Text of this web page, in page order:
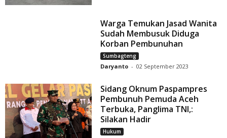
Warga Temukan Jasad Wanita
Sudah Membusuk Diduga
Korban Pembunuhan
Sumbagteng
Daryanto - 02 September 2023
Sidang Oknum Paspampres
Pembunuh Pemuda Aceh
Terbuka, Panglima TNI,:
Silakan Hadir
Hukum